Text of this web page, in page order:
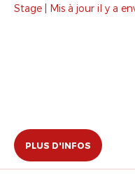
Stage | Mis à jour il y a
PLUS D'INFOS